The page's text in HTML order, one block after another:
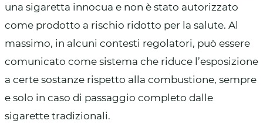
una sigaretta innocua e non è stato autorizzato
come prodotto a rischio ridotto per la salute. Al
massimo, in alcuni contesti regolatori, può essere
comunicato come sistema che riduce l’esposizione
a certe sostanze rispetto alla combustione, sempre
e solo in caso di passaggio completo dalle
sigarette tradizionali.